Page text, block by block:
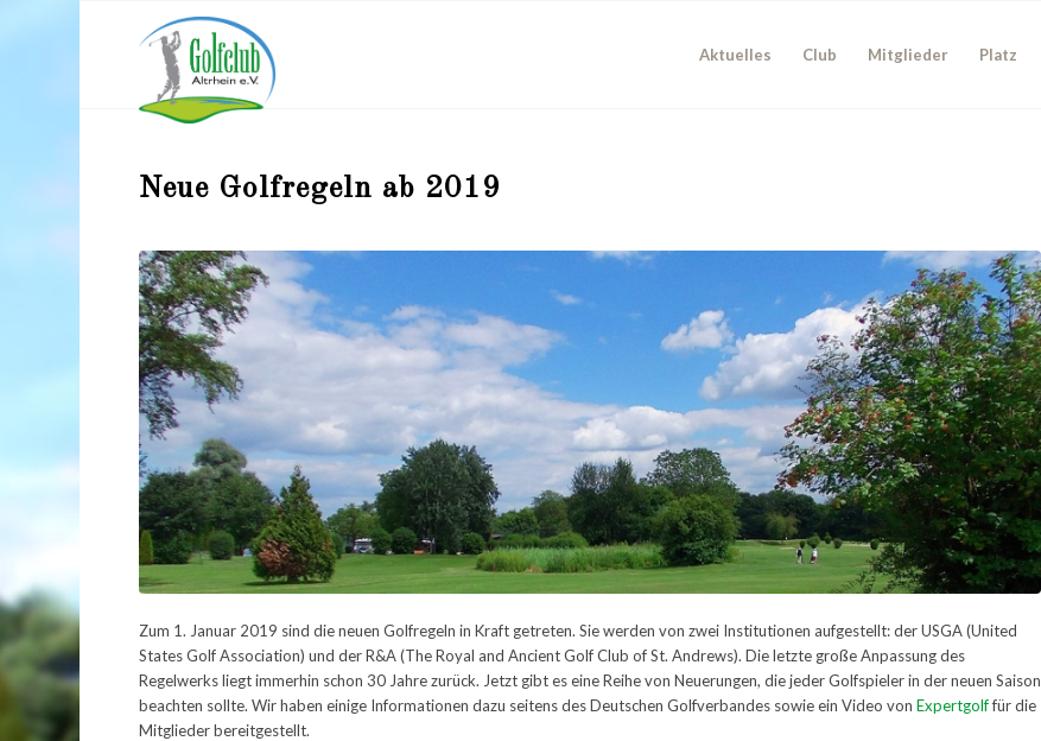
Aktuelles Club Mitglieder Platz
Neue Golfregeln ab 2019
Zum 1. Januar 2019 sind die neuen Golfregeln in Kraft getreten. Sie werden von zwei Institutionen aufgestellt: der USGA (United
States Golf Association) und der R&A (The Royal and Ancient Golf Club of St. Andrews). Die letzte große Anpassung des
Regelwerks liegt immerhin schon 30 Jahre zurück. Jetzt gibt es eine Reihe von Neuerungen, die jeder Golfspieler in der neuen Saison
beachten sollte. Wir haben einige Informationen dazu seitens des Deutschen Golfverbandes sowie ein Video vonExpertgolffür die
Mitglieder bereitgestellt.